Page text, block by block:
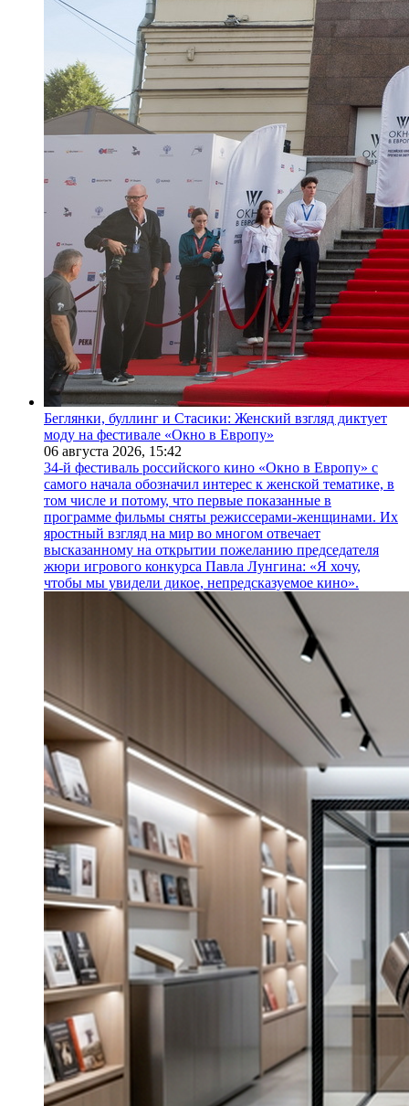
Беглянки, буллинг и Стасики: Женский взгляд диктует
моду на фестивале «Окно в Европу»
06 августа 2026, 15:42
34-й фестиваль российского кино «Окно в Европу» с
самого начала обозначил интерес к женской тематике, в
том числе и потому, что первые показанные в
программе фильмы сняты режиссерами-женщинами. Их
яростный взгляд на мир во многом отвечает
высказанному на открытии пожеланию председателя
жюри игрового конкурса Павла Лунгина: «Я хочу,
чтобы мы увидели дикое, непредсказуемое кино».